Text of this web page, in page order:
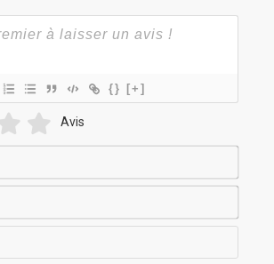
{} [+]
Avis
Nom*
E-